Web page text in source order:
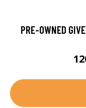
PRE-OWNED